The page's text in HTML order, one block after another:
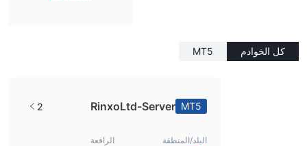
كل الخوادم MT5
MT5
RinxoLtd-Server
2
البلد/المنطقة الرافعة